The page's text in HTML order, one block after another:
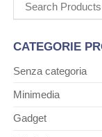
CATEGORIE
Senza categoria
Minimedia
Gadget